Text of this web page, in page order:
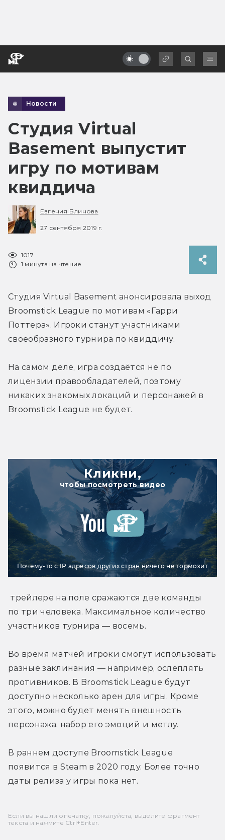
Новости
Студия Virtual
Basement выпустит
игру по мотивам
квиддича
Евгения Блинова
27 сентября 2019 г.
1017
1 минута на чтение
Студия Virtual Basement анонсировала выход
Broomstick League по мотивам «Гарри
Поттера». Игроки станут участниками
своеобразного турнира по квиддичу.
На самом деле, игра создаётся не по
лицензии правообладателей, поэтому
никаких знакомых локаций и персонажей в
Broomstick League не будет.
Кликни,
чтобы посмотреть видео
Почему-то с IP адресов других стран ничего не тормозит
по три человека. Максимальное количество
участников турнира — восемь.
Во время матчей игроки смогут использовать
разные заклинания — например, ослеплять
противников. В Broomstick League будут
доступно несколько арен для игры. Кроме
этого, можно будет менять внешность
персонажа, набор его эмоций и метлу.
В раннем доступе Broomstick League
появится в Steam в 2020 году. Более точно
даты релиза у игры пока нет.
Если вы нашли опечатку, пожалуйста, выделите фрагмент
текста и нажмите Ctrl+Enter.